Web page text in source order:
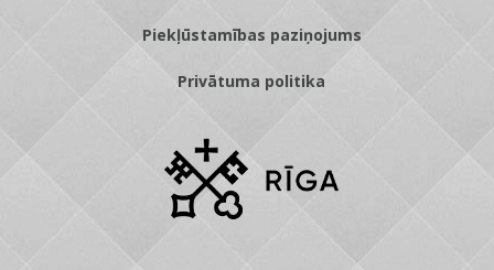
Piekļūstamības paziņojums
Privātuma politika